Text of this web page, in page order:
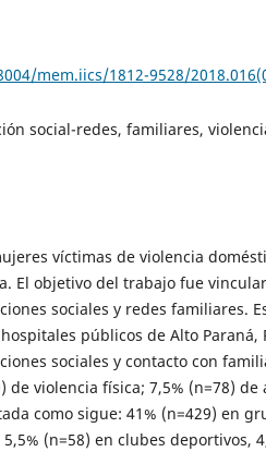
mem.iics/1812-9528/
social-redes, familiares,
víctimas de violencia
El objetivo del trabajo fue
sociales y redes familiares.
públicos de Alto
sociales y contacto con
de violencia física; 7,5% (n=78)
como sigue: 41% (n=429) en
(n=58) en clubes deportivos,